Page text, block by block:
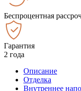
Беспроцентная
Гарантия
2 года
Описание
Отделка
Внутреннее